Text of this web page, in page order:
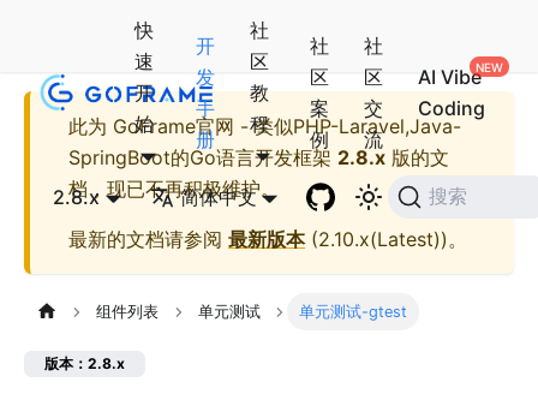
快
速
开
始
开
发
手
册
社
区
教
程
社
区
案
例
社
区
交
流
AI Vibe
Coding
2.8.x 简体中文 搜索
此为 GoFrame官网 - 类似PHP-Laravel,Java-
SpringBoot的Go语言开发框架 2.8.x 版的文
档，现已不再积极维护。
最新的文档请参阅 最新版本(2.10.x(Latest))。
组件列表 单元测试 单元测试-gtest
版本：2.8.x